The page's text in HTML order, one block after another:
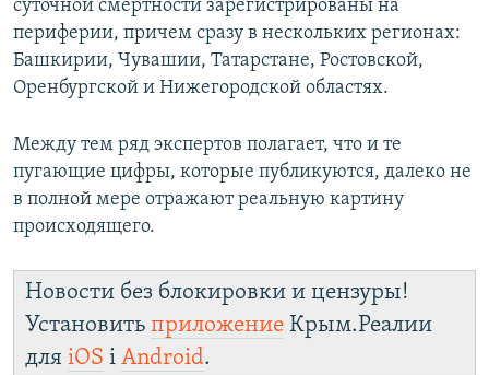
суточной смертности зарегистрированы на
периферии, причем сразу в нескольких регионах:
Башкирии, Чувашии, Татарстане, Ростовской,
Оренбургской и Нижегородской областях.
Между тем ряд экспертов полагает, что и те
пугающие цифры, которые публикуются, далеко не
в полной мере отражают реальную картину
происходящего.
Новости без блокировки и цензуры!
Установить приложение Крым.Реалии
для iOS і Android.